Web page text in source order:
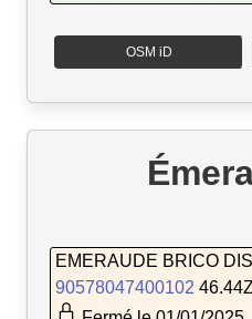
OSM iD
EMERAUDE BRICO
90578047400102 46.44Z